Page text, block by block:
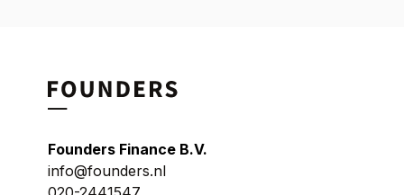
Founders Finance B.V.
info@founders.nl